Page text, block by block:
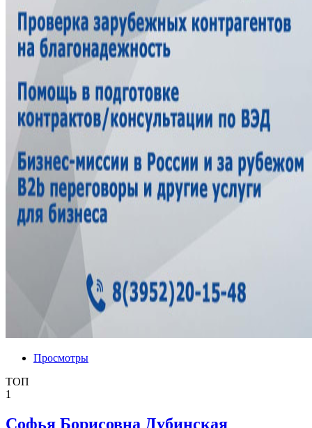
Просмотры
ТОП
1
Софья Борисовна Дубинская